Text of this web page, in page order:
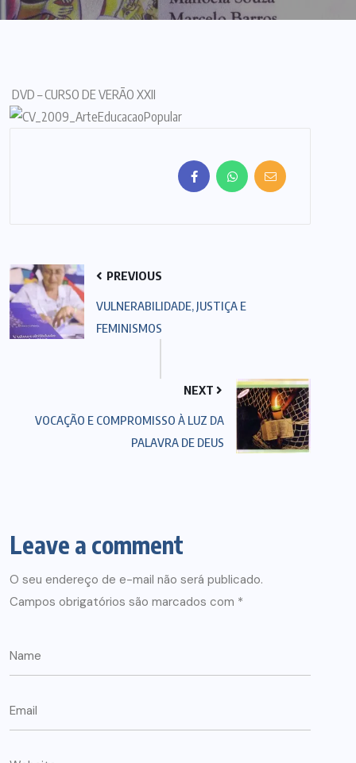
DVD – CURSO DE VERÃO XXII
PREVIOUS
VULNERABILIDADE, JUSTIÇA E
FEMINISMOS
NEXT
VOCAÇÃO E COMPROMISSO À LUZ DA
PALAVRA DE DEUS
Leave a comment
O seu endereço de e-mail não será publicado.
Campos obrigatórios são marcados com *